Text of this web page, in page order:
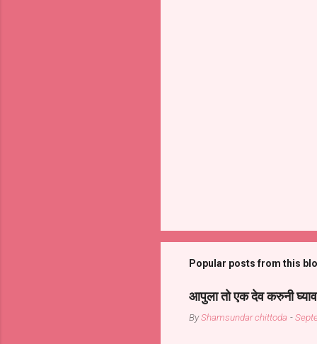
Popular posts from this
आपुला तो एक देव करुनी
ByShamsundar chittoda -